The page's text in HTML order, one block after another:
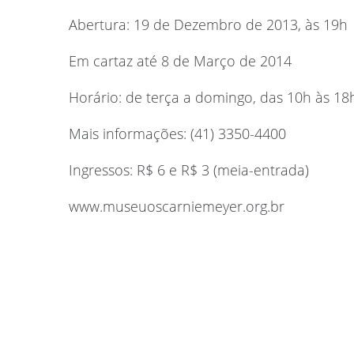
Abertura: 19 de Dezembro de 2013, às 19h
Em cartaz até 8 de Março de 2014
Horário: de terça a domingo, das 10h às
Mais informações: (41) 3350-4400
Ingressos: R$ 6 e R$ 3 (meia-entrada)
www.museuoscarniemeyer.org.br